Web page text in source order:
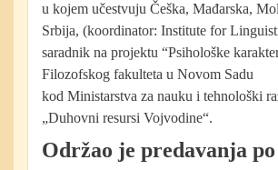
u kojem učestvuju Češka, Mađarska,
Srbija, (koordinator: Institute for
saradnik na projektu “Psihološke
Filozofskog fakulteta u Novom Sadu
kod Ministarstva za nauku i tehnološki
„Duhovni resursi Vojvodine“.
Održao je predavanja